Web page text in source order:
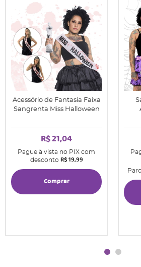
Acessório de Fantasia Faixa
Sangrenta Miss Halloween
R$ 21,04
Pague à vista no PIX com
desconto R$ 19,99
Comprar